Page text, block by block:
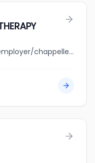
jobbank.gc.ca/browsejobs/employer/chappelle+physiotherapy/ca